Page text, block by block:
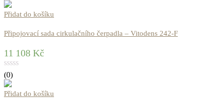
Přidat do košíku
Připojovací sada cirkulačního čerpadla – Vitodens 242-F
11 108 Kč
(0)
Přidat do košíku